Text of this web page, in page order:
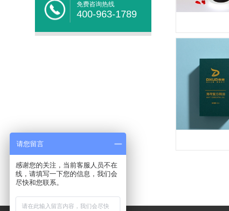
免费咨询热线
400-963-1789
请您留言
感谢您的关注，当前客服人员不在
线，请填写一下您的信息，我们会
尽快和您联系。